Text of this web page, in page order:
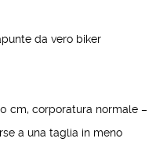
da vero biker
cm, corporatura normale –
a una taglia in meno